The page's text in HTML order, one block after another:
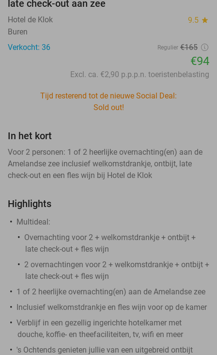
late check-out aan zee
Hotel de Klok 9.5 star
Buren
Verkocht: 36
Regulier €165
€94
Excl. ca. €2,90 p.p.p.n. toeristenbelasting
Tijd resterend tot de nieuwe Social Deal:
Sold out!
In het kort
Voor 2 personen: 1 of 2 heerlijke overnachting(en) aan de
Amelandse zee inclusief welkomstdrankje, ontbijt, late
check-out en een fles wijn bij Hotel de Klok
Highlights
Multideal:
Overnachting voor 2 + welkomstdrankje + ontbijt +
late check-out + fles wijn
2 overnachtingen voor 2 + welkomstdrankje + ontbijt +
late check-out + fles wijn
1 of 2 heerlijke overnachting(en) aan de Amelandse zee
Inclusief welkomstdrankje en fles wijn voor op de kamer
Verblijf in een gezellig ingerichte hotelkamer met
douche, koffie- en theefaciliteiten, tv, wifi en meer
's Ochtends genieten jullie van een uitgebreid ontbijt